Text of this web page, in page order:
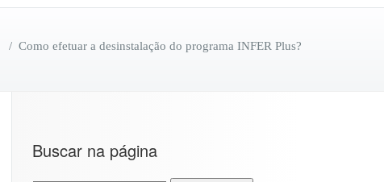
/ Como efetuar a desinstalação do programa INFER Plus?
Buscar na página